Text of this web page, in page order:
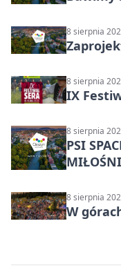
8 sierpnia
8 sierpnia
IX
8 sierpnia
PSI
8 sierpnia
W